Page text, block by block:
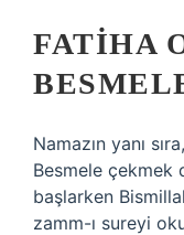
FATIHA
Namazın yanı
Besmele çekmek
başlarken
zamm-ı sureyi